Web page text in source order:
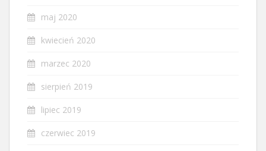
maj 2020
kwiecień 2020
marzec 2020
sierpień 2019
lipiec 2019
czerwiec 2019